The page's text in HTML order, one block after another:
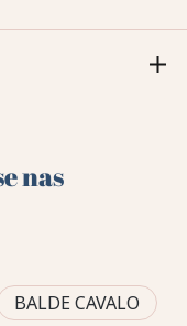
nas
BALDE CAVALO